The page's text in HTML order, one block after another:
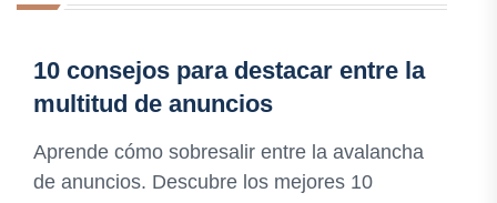
10 consejos para destacar entre la
multitud de anuncios
Aprende cómo sobresalir entre la avalancha
de anuncios. Descubre los mejores 10